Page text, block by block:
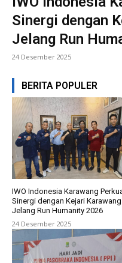
Sinergi dengan
Jelang Run
24 Desember 2025
BERITA POPULER
IWO Indonesia Karawang
Sinergi dengan Kejari Karawang
Jelang Run Humanity 2026
24 Desember 2025